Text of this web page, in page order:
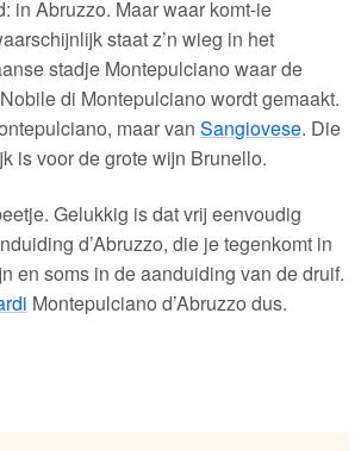
in Abruzzo. Maar waar komt-ie
staat z’n wieg in het
stadje Montepulciano waar de
di Montepulciano wordt gemaakt.
maar van Sangiovese. Die
is voor de grote wijn Brunello.
Gelukkig is dat vrij eenvoudig
d’Abruzzo, die je tegenkomt in
en soms in de aanduiding van de druif.
Montepulciano d’Abruzzo dus.